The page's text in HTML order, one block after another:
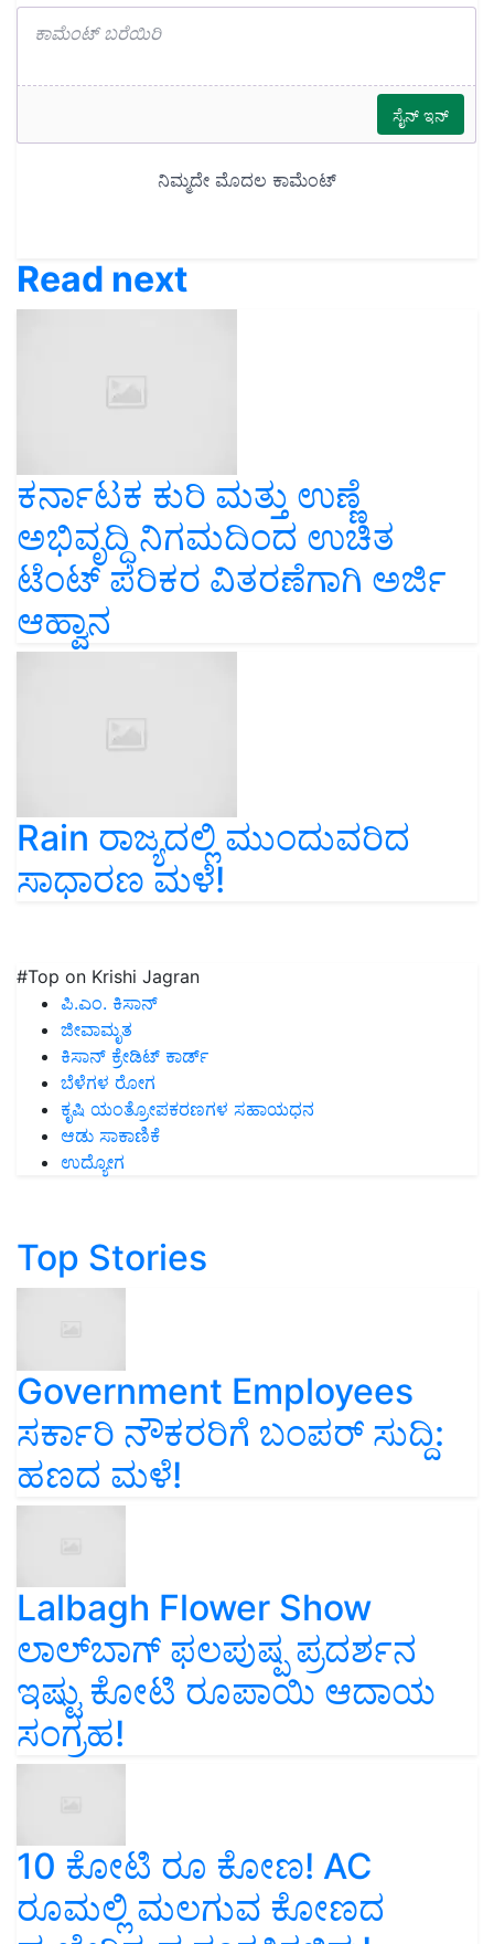
Read next
ಕರ್ನಾಟಕ ಕುರಿ ಮತ್ತು ಉಣ್ಣೆ
ಅಭಿವೃದ್ಧಿ ನಿಗಮದಿಂದ ಉಚಿತ
ಟೆಂಟ್ ಪರಿಕರ ವಿತರಣೆಗಾಗಿ ಅರ್ಜಿ
ಆಹ್ವಾನ
Rain ರಾಜ್ಯದಲ್ಲಿ ಮುಂದುವರಿದ
ಸಾಧಾರಣ ಮಳೆ!
#Top on Krishi Jagran
ಪಿ.ಎಂ. ಕಿಸಾನ್
ಜೀವಾಮೃತ
ಕಿಸಾನ್ ಕ್ರೇಡಿಟ್ ಕಾರ್ಡ್
ಬೆಳೆಗಳ ರೋಗ
ಕೃಷಿ ಯಂತ್ರೋಪಕರಣಗಳ ಸಹಾಯಧನ
ಆಡು ಸಾಕಾಣಿಕೆ
ಉದ್ಯೋಗ
Top Stories
Government Employees
ಸರ್ಕಾರಿ ನೌಕರರಿಗೆ ಬಂಪರ್‌ ಸುದ್ದಿ:
ಹಣದ ಮಳೆ!
Lalbagh Flower Show
ಲಾಲ್‌ಬಾಗ್ ಫಲಪುಷ್ಪ ಪ್ರದರ್ಶನ
ಇಷ್ಟು ಕೋಟಿ ರೂಪಾಯಿ ಆದಾಯ
ಸಂಗ್ರಹ!
10 ಕೋಟಿ ರೂ ಕೋಣ! AC
ರೂಮಲ್ಲಿ ಮಲಗುವ ಕೋಣದ